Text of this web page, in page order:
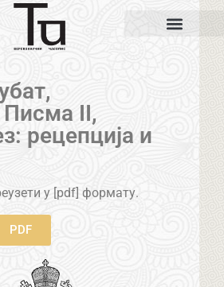
II,
рецепција и
у [pdf] формату.
PDF